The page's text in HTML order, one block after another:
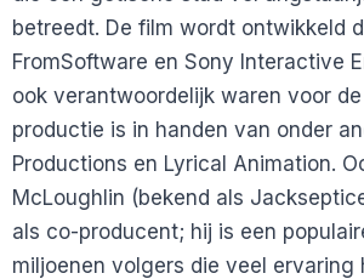
betreedt. De film wordt ontwikkeld
FromSoftware en Sony Interactive
ook verantwoordelijk waren voor
productie is in handen van onder
Productions en Lyrical Animation.
McLoughlin (bekend als
als co-producent; hij is een
miljoenen volgers die veel ervaring